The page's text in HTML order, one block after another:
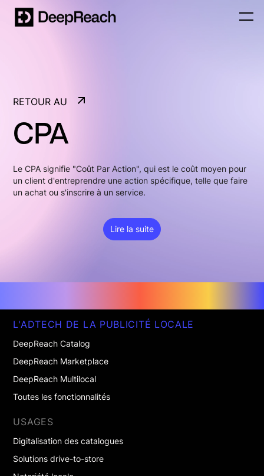
RETOUR AU
RETOUR AU
GLOSSAIRE
CPA
Le CPA signifie "Coût Par Action", qui est le coût moyen pour
un client d'entreprendre une action spécifique, telle que faire
un achat ou s'inscrire à un service.
Lire la suite
L'ADTECH DE LA PUBLICITÉ LOCALE
DeepReach Catalog
DeepReach Marketplace
DeepReach Multilocal
Toutes les fonctionnalités
USAGES
Digitalisation des catalogues
Solutions drive-to-store